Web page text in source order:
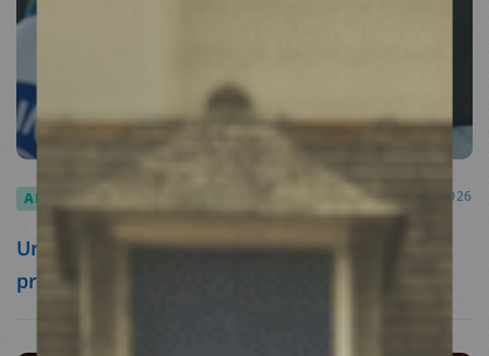
ARTICLES 23.02.2026
Urgence au Liban : le système de santé sous
pression